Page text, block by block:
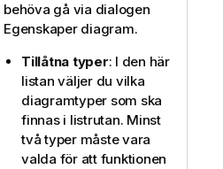
behöva gå via dialogen
Egenskaper diagram.
Tillåtna typer: I den här
listan väljer du vilka
diagramtyper som ska
finnas i listrutan. Minst
två typer måste vara
valda för att funktionen